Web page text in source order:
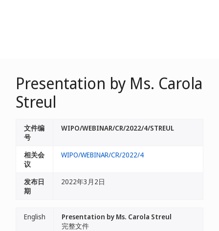
Presentation by Ms. Carola
Streul
文件编
号
WIPO/WEBINAR/CR/2022/4/STREUL
相关会
议
WIPO/WEBINAR/CR/2022/4
发布日
期
2022年3月2日
English
Presentation by Ms. Carola Streul
完整文件